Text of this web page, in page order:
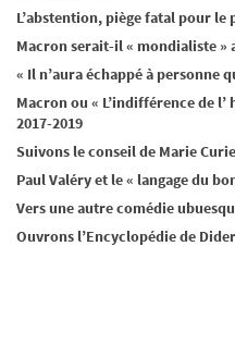
L’abstention, piège fatal pour le
Macron serait-il « mondialiste »
« Il n’aura échappé à
Macron ou « L’indifférence de l’
2017-2019
Suivons le conseil de Marie Curie
Paul Valéry et le « langage du
Vers une autre comédie
Ouvrons l’Encyclopédie de